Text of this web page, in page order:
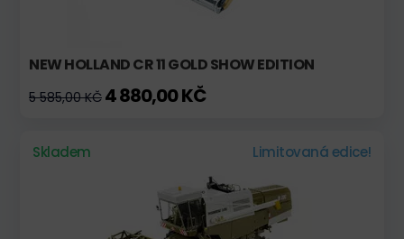
NEW HOLLAND CR 11 GOLD SHOW EDITION
5 585,00 KČ 4 880,00 KČ
Skladem Limitovaná edice!